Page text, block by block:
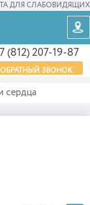
ДЛЯ СЛАБОВИДЯЩИХ
(812) 207-19-87
ОБРАТНЫЙ ЗВОНОК
сердца